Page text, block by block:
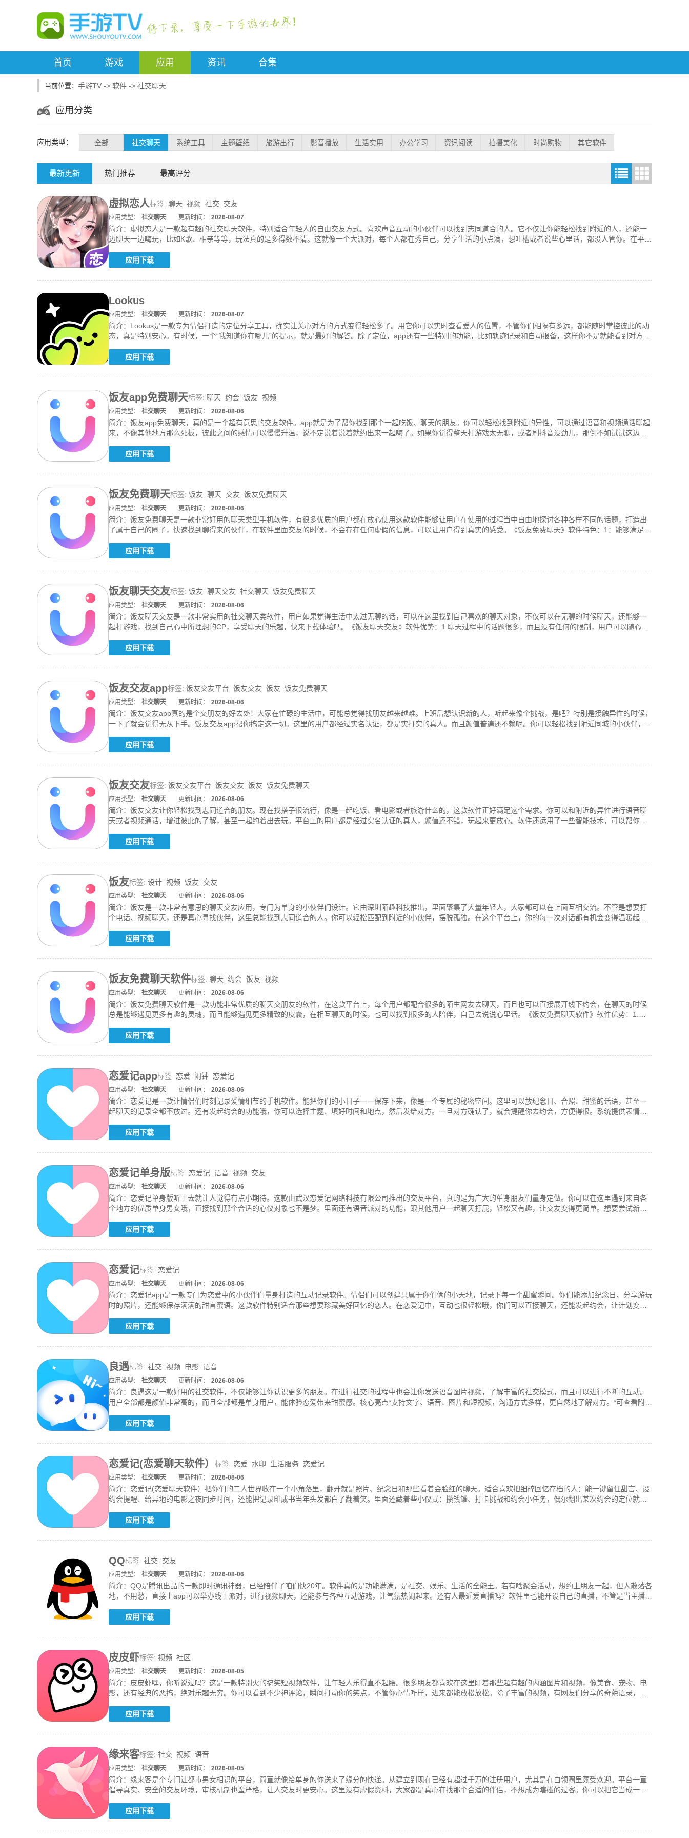
首页 游戏 应用 资讯 合集
手游TV -> 软件 -> 社交聊天
应用分类
应用类型： 全部 社交聊天 系统工具 主题壁纸 旅游出行 影音播放 生活实用 办公学习 资讯阅读 拍摄美化 时尚购物 其它软件
最新更新 热门推荐 最高评分
虚拟恋人标签: 聊天 视频 社交 交友
应用类型： 社交聊天 更新时间： 2026-08-07
简介： 虚拟恋人是一款超有趣的社交聊天软件，特别适合年轻人的自由交友方式。喜欢声音互动的小伙伴可以找到志同道合的人。它不仅让你能轻松找到附近的人，还能一
边聊天一边嗨玩，比如K歌、相亲等等，玩法真的是多得数不清。这就像一个大派对，每个人都在秀自己，分享生活的小点滴，想吐槽或者说些心里话，都没人管你。在平台
应用下载
Lookus
应用类型： 社交聊天 更新时间： 2026-08-07
简介： Lookus是一款专为情侣打造的定位分享工具，确实让关心对方的方式变得轻松多了。用它你可以实时查看爱人的位置，不管你们相隔有多远，都能随时掌控彼此的动
态，真是特别安心。有时候，一个“我知道你在哪儿”的提示，就是最好的解答。除了定位，app还有一些特别的功能，比如轨迹记录和自动报备，这样你不是就能看到对方一
应用下载
饭友app免费聊天标签: 聊天 约会 饭友 视频
应用类型： 社交聊天 更新时间： 2026-08-06
简介： 饭友app免费聊天，真的是一个超有意思的交友软件。app就是为了帮你找到那个一起吃饭、聊天的朋友。你可以轻松找到附近的异性，可以通过语音和视频通话聊起
来，不像其他地方那么死板，彼此之间的感情可以慢慢升温，说不定说着说着就约出来一起嗨了。如果你觉得整天打游戏太无聊，或者刷抖音没劲儿，那倒不如试试这边。
应用下载
饭友免费聊天标签: 饭友 聊天 交友 饭友免费聊天
应用类型： 社交聊天 更新时间： 2026-08-06
简介： 饭友免费聊天是一款非常好用的聊天类型手机软件，有很多优质的用户都在放心使用这款软件能够让用户在使用的过程当中自由地探讨各种各样不同的话题，打造出
了属于自己的圈子，快速找到聊得来的伙伴，在软件里面交友的时候，不会存在任何虚假的信息，可以让用户得到真实的感受。《饭友免费聊天》软件特色：1：能够满足每
应用下载
饭友聊天交友标签: 饭友 聊天交友 社交聊天 饭友免费聊天
应用类型： 社交聊天 更新时间： 2026-08-06
简介： 饭友聊天交友是一款非常实用的社交聊天类软件，用户如果觉得生活中太过无聊的话，可以在这里找到自己喜欢的聊天对象，不仅可以在无聊的时候聊天，还能够一
起打游戏，找到自己心中所理想的CP，享受聊天的乐趣，快来下载体验吧。《饭友聊天交友》软件优势：1.聊天过程中的话题很多，而且没有任何的限制，用户可以随心所
应用下载
饭友交友app标签: 饭友交友平台 饭友交友 饭友 饭友免费聊天
应用类型： 社交聊天 更新时间： 2026-08-06
简介： 饭友交友app真的是个交朋友的好去处！大家在忙碌的生活中，可能总觉得找朋友越来越难。上班后想认识新的人，听起来像个挑战，是吧？特别是接触异性的时候，
一下子就会觉得无从下手。饭友交友app帮你搞定这一切。这里的用户都经过实名认证，都是实打实的真人。而且颜值普遍还不赖呢。你可以轻松找到附近同城的小伙伴，随
应用下载
饭友交友标签: 饭友交友平台 饭友交友 饭友 饭友免费聊天
应用类型： 社交聊天 更新时间： 2026-08-06
简介： 饭友交友让你轻松找到志同道合的朋友。现在找搭子很流行，像是一起吃饭、看电影或者旅游什么的，这款软件正好满足这个需求。你可以和附近的异性进行语音聊
天或者视频通话，增进彼此的了解，甚至一起约着出去玩。平台上的用户都是经过实名认证的真人，颜值还不错，玩起来更放心。软件还运用了一些智能技术，可以帮你筛
应用下载
饭友标签: 设计 视频 饭友 交友
应用类型： 社交聊天 更新时间： 2026-08-06
简介： 饭友是一款非常有意思的聊天交友应用，专门为单身的小伙伴们设计。它由深圳陌趣科技推出，里面聚集了大量年轻人，大家都可以在上面互相交流。不管是想要打
个电话、视频聊天，还是真心寻找伙伴，这里总能找到志同道合的人。你可以轻松匹配到附近的小伙伴，摆脱孤独。在这个平台上，你的每一次对话都有机会变得温暖起
应用下载
饭友免费聊天软件标签: 聊天 约会 饭友 视频
应用类型： 社交聊天 更新时间： 2026-08-06
简介： 饭友免费聊天软件是一款功能非常优质的聊天交朋友的软件，在这款平台上，每个用户都配合很多的陌生网友去聊天，而且也可以直接展开线下约会，在聊天的时候
总是能够遇见更多有趣的灵魂，而且能够遇见更多精致的皮囊，在相互聊天的时候，也可以找到很多的人陪伴，自己去说说心里话。《饭友免费聊天软件》软件优势：1.在
应用下载
恋爱记app标签: 恋爱 闹钟 恋爱记
应用类型： 社交聊天 更新时间： 2026-08-06
简介： 恋爱记是一款让情侣们时刻记录爱情细节的手机软件。能把你们的小日子一一保存下来，像是一个专属的秘密空间。这里可以放纪念日、合照、甜蜜的话语，甚至一
起聊天的记录全都不放过。还有发起约会的功能哦，你可以选择主题、填好时间和地点，然后发给对方。一旦对方确认了，就会提醒你去约会，方便得很。系统提供表情、
应用下载
恋爱记单身版标签: 恋爱记 语音 视频 交友
应用类型： 社交聊天 更新时间： 2026-08-06
简介： 恋爱记单身版听上去就让人觉得有点小期待。这款由武汉恋爱记网络科技有限公司推出的交友平台，真的是为广大的单身朋友们量身定做。你可以在这里遇到来自各
个地方的优质单身男女哦，直接找到那个合适的心仪对象也不是梦。里面还有语音派对的功能，跟其他用户一起聊天打屁，轻松又有趣，让交友变得更简单。想要尝试新鲜
应用下载
恋爱记标签: 恋爱记
应用类型： 社交聊天 更新时间： 2026-08-06
简介： 恋爱记app是一款专门为恋爱中的小伙伴们量身打造的互动记录软件。情侣们可以创建只属于你们俩的小天地，记录下每一个甜蜜瞬间。你们能添加纪念日、分享游玩
时的照片，还能够保存满满的甜言蜜语。这款软件特别适合那些想要珍藏美好回忆的恋人。在恋爱记中，互动也很轻松哦，你们可以直接聊天，还能发起约会，让计划变得
应用下载
良遇标签: 社交 视频 电影 语音
应用类型： 社交聊天 更新时间： 2026-08-06
简介：
良遇这是一款好用的社交软件，不仅能够让你认识更多的朋友。在进行社交的过程中也会让你发送语音图片视频，了解丰富的社交模式，而且可以进行不断的互动。
用户全部都是颜值非常高的，而且全部都是单身用户，能体验恋爱带来甜蜜感。核心亮点*支持文字、语音、图片和短视频，沟通方式多样，更自然地了解对方。*可查看附近
应用下载
恋爱记(恋爱聊天软件） 标签: 恋爱 水印 生活服务 恋爱记
应用类型： 社交聊天 更新时间： 2026-08-06
简介： 恋爱记(恋爱聊天软件）把你们的二人世界收在一个小角落里，翻开就是照片、纪念日和那些看着会脸红的聊天。适合喜欢把细碎回忆存档的人：能一键留住甜言、设
约会提醒、给异地的电影之夜同步时间，还能把记录印成书当年头发都白了翻着笑。里面还藏着些小仪式：攒钱罐、打卡挑战和约会小任务，偶尔翻出某次约会的定位就能
应用下载
QQ标签: 社交 交友
应用类型： 社交聊天 更新时间： 2026-08-06
简介： QQ是腾讯出品的一款即时通讯神器，已经陪伴了咱们快20年。软件真的是功能满满，是社交、娱乐、生活的全能王。若有啥聚会活动，想约上朋友一起，但人散落各
地，不用愁，直接上app可以举办线上派对，进行视频聊天，还能参与各种互动游戏，让气氛热闹起来。还有人最近爱直播吗？软件里也能开设自己的直播，不管是当主播还
应用下载
皮皮虾标签: 视频 社区
应用类型： 社交聊天 更新时间： 2026-08-05
简介： 皮皮虾嘿，你听说过吗？这是一款特别火的搞笑短视频软件，让年轻人乐得直不起腰。很多朋友都喜欢在这里盯着那些超有趣的内涵图片和视频，像美食、宠物、电
影，还有经典的恶搞，绝对乐趣无穷。你可以看到不少神评论，瞬间打动你的笑点，不管你心情咋样，进来都能放松放松。除了丰富的视频，有网友们分享的奇葩语录，简
应用下载
缘来客标签: 社交 视频 语音
应用类型： 社交聊天 更新时间： 2026-08-05
简介： 缘来客是个专门让都市男女相识的平台，简直就像给单身的你送来了缘分的快递。从建立到现在已经有超过千万的注册用户，尤其是在白领圈里颇受欢迎。平台一直
倡导真实、安全的交友环境，审核机制也蛮严格，让人交友时更安心。这里没有虚假资料，大家都是真心在找那个合适的伴侣，不想成为瞎碰的过客。你可以把它当成一个
应用下载